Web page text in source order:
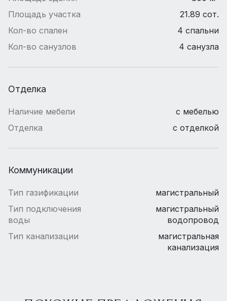
Площадь участка
21.89 сот.
Кол-во спален
4 спальни
Кол-во санузлов
4 санузла
Отделка
Наличие мебели
с мебелью
Отделка
с отделкой
Коммуникации
Тип газификации
магистральный
Тип подключения
воды
магистральный
водопровод
Тип канализации
магистральная
канализация